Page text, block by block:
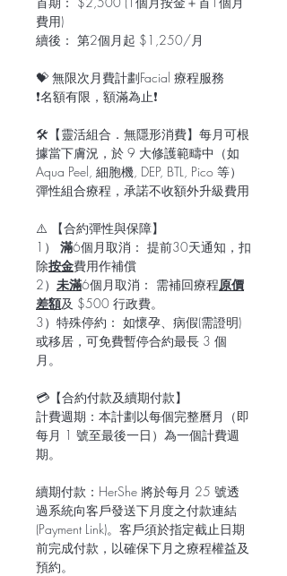
費用)
續後： 第2個月起 $1,250/月
💝 無限次月費計劃Facial 療程服務
❗️名額有限，額滿為止❗️
🛠️【靈活組合．無隱形消費】每月可根
據當下膚況，於 9 大修護範疇中（如
Aqua Peel, 細胞機, DEP, BTL, Pico 等）
彈性組合療程，承諾不收額外升級費用
⚠️ 【合約彈性與保障】
1） 滿6個月取消： 提前30天通知，扣
除按金費用作補償
2） 未滿6個月取消： 需補回療程原價
差額及 $500 行政費。
3）特殊停約： 如懷孕、病假(需證明)
或移居，可免費暫停合約最長 3 個
月。
💳【合約付款及續期付款】
計費週期：本計劃以每個完整曆月（即
每月 1 號至最後一日）為一個計費週
期。
續期付款：HerShe 將於每月 25 號透
過系統向客戶發送下月度之付款連結
(Payment Link)。客戶須於指定截止日期
前完成付款，以確保下月之療程權益及
預約。